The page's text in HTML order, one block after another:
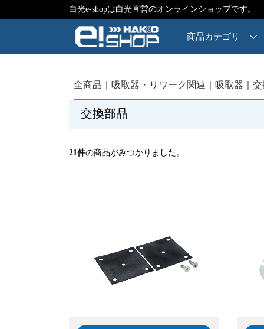
白光e-shopは白光直営のオンラインショップです。
商品カテゴリ
全商品 吸取器・リワーク関連 吸取器 交
交換部品
21件の商品がみつかりました。